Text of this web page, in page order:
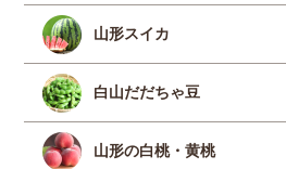
山形スイカ
白山だだちゃ豆
山形の白桃・黄桃